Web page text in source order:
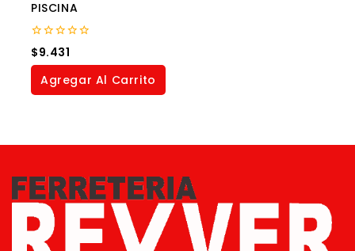
PISCINA
0
out
of
$9.431
Agregar Al Carrito